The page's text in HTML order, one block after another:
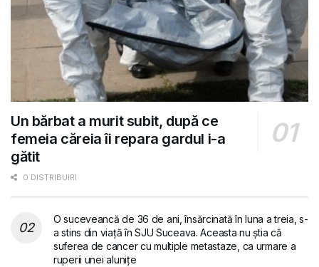
Un bărbat a murit subit, după ce
femeia căreia îi repara gardul i-a
gătit
0 DISTRIBUIRI
O suceveancă de 36 de ani, însărcinată în luna a treia, s-
a stins din viață în SJU Suceava. Aceasta nu știa că
suferea de cancer cu multiple metastaze, ca urmare a
ruperii unei alunițe